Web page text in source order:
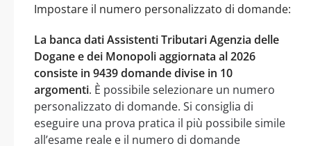
Impostare il numero personalizzato di domande:
La banca dati Assistenti Tributari Agenzia delle
Dogane e dei Monopoli aggiornata al 2026
consiste in 9439 domande divise in 10
argomenti. È possibile selezionare un numero
personalizzato di domande. Si consiglia di
eseguire una prova pratica il più possibile simile
all’esame reale e il numero di domande